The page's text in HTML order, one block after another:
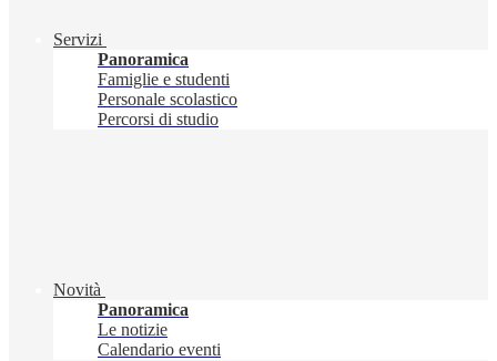
Servizi
Panoramica
Famiglie e studenti
Personale scolastico
Percorsi di studio
Novità
Panoramica
Le notizie
Calendario eventi